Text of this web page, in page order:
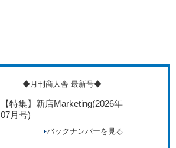
◆月刊商人舎 最新号◆
【特集】新店Marketing(2026年
07月号)
バックナンバーを見る